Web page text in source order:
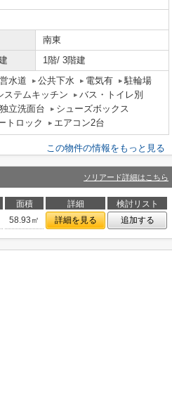
南東
1階/ 3階建
水道 公共下水 電気有
駐輪場
ステムキッチン
バス・トイレ別
独立洗面台
シューズボックス
トロック エアコン2台
この物件の情報をもっと見る
ソリアード詳細はこちら
面積 詳細
検討リスト
58.93㎡ 詳細を見る 追加する